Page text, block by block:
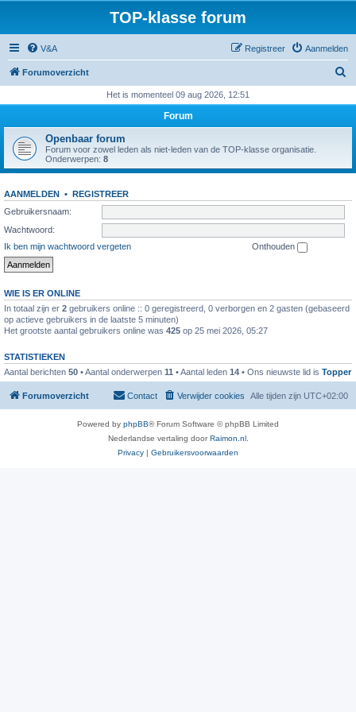
TOP-klasse forum
V&A Aanmelden
Registreer
Forumoverzicht
k
Het is momenteel 09 aug 2026, 12:51
Forum
Openbaar forum
Forum voor zowel leden als niet-leden van de TOP-klasse organisatie.
Onderwerpen: 8
AANMELDEN • REGISTREER
Gebruikersnaam:
Wachtwoord:
Ik ben mijn wachtwoord vergeten
Onthouden
WIE IS ER ONLINE
In totaal zijn er 2 gebruikers online :: 0 geregistreerd, 0 verborgen en 2 gasten (gebaseerd
op actieve gebruikers in de laatste 5 minuten)
Het grootste aantal gebruikers online was 425 op 25 mei 2026, 05:27
STATISTIEKEN
Aantal berichten 50 • Aantal onderwerpen 11 • Aantal leden 14 • Ons nieuwste lid is Topper
Forumoverzicht Alle tijden zijn UTC+02:00
Verwijder cookies
Contact
Powered by phpBB® Forum Software © phpBB Limited
Nederlandse vertaling doorRaimon.nl.
Privacy | Gebruikersvoorwaarden